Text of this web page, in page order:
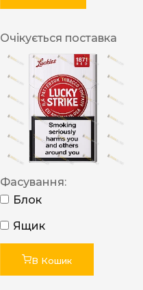
Очікується поставка
Фасування:
Блок
Ящик
В Кошик